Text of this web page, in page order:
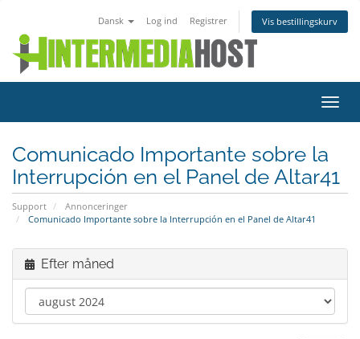
Dansk Log ind Registrer Vis bestillingskurv
Skift
Comunicado Importante sobre la
Interrupción en el Panel de Altar41
Support
Annonceringer
Comunicado Importante sobre la Interrupción en el Panel de Altar41
Efter måned